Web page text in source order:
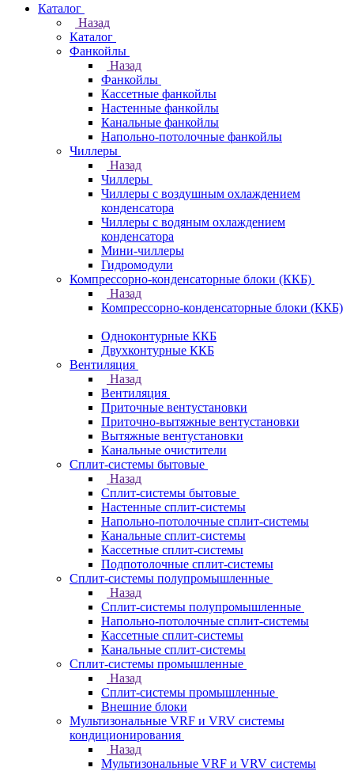
Каталог
Назад
Каталог
Фанкойлы
Назад
Фанкойлы
Кассетные фанкойлы
Настенные фанкойлы
Канальные фанкойлы
Напольно-потолочные фанкойлы
Чиллеры
Назад
Чиллеры
Чиллеры с воздушным охлаждением
конденсатора
Чиллеры с водяным охлаждением
конденсатора
Мини-чиллеры
Гидромодули
Компрессорно-конденсаторные блоки (ККБ)
Назад
Компрессорно-конденсаторные блоки (ККБ)
Одноконтурные ККБ
Двухконтурные ККБ
Вентиляция
Назад
Вентиляция
Приточные вентустановки
Приточно-вытяжные вентустановки
Вытяжные вентустановки
Канальные очистители
Сплит-системы бытовые
Назад
Сплит-системы бытовые
Настенные сплит-системы
Напольно-потолочные сплит-системы
Канальные сплит-системы
Кассетные сплит-системы
Подпотолочные сплит-системы
Сплит-системы полупромышленные
Назад
Сплит-системы полупромышленные
Напольно-потолочные сплит-системы
Кассетные сплит-системы
Канальные сплит-системы
Сплит-системы промышленные
Назад
Сплит-системы промышленные
Внешние блоки
Мультизональные VRF и VRV системы
кондиционирования
Назад
Мультизональные VRF и VRV системы